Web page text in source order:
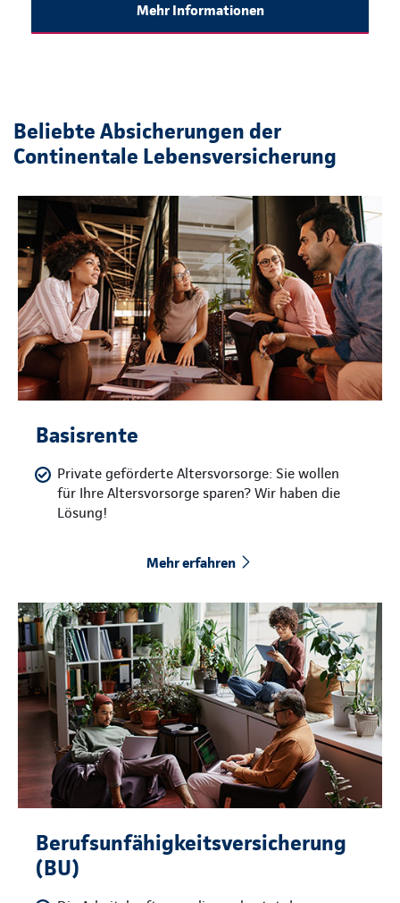
Mehr Informationen
Beliebte Absicherungen der
Continentale Lebensversicherung
Basisrente
Private geförderte Altersvorsorge: Sie wollen
für Ihre Altersvorsorge sparen? Wir haben die
Lösung!
Mehr erfahren
Berufsunfähigkeitsversicherung
(BU)